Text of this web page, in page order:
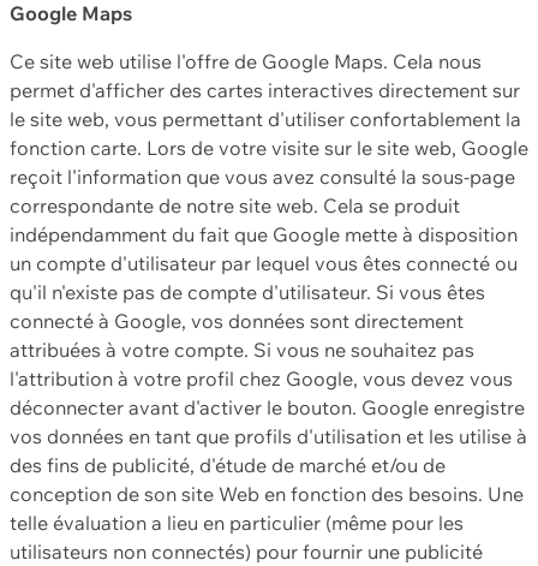
Google Maps
Ce site web utilise l'offre de Google Maps. Cela nous
permet d'afficher des cartes interactives directement sur
le site web, vous permettant d'utiliser confortablement la
fonction carte. Lors de votre visite sur le site web, Google
reçoit l'information que vous avez consulté la sous-page
correspondante de notre site web. Cela se produit
indépendamment du fait que Google mette à disposition
un compte d'utilisateur par lequel vous êtes connecté ou
qu'il n'existe pas de compte d'utilisateur. Si vous êtes
connecté à Google, vos données sont directement
attribuées à votre compte. Si vous ne souhaitez pas
l'attribution à votre profil chez Google, vous devez vous
déconnecter avant d'activer le bouton. Google enregistre
vos données en tant que profils d'utilisation et les utilise à
des fins de publicité, d'étude de marché et/ou de
conception de son site Web en fonction des besoins. Une
telle évaluation a lieu en particulier (même pour les
utilisateurs non connectés) pour fournir une publicité